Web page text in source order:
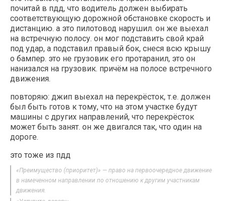
почитай в пдд, что водитель должен выбирать
соответствующую дорожной обстановке скорость и
дистанцию. а это пилотовод нарушил. он же выехал
на встречную полосу. он мог подставить свой край
под удар, а подставил правый бок, снеся всю крышу
о бампер. это не грузовик его протаранил, это он
нанизался на грузовик. причём на полосе встречного
движения.
повторяю: джип выехал на перекрёсток, т.е. должен
был быть готов к тому, что на этом участке будут
машины с других направлений, что перекрёсток
может быть занят. он же двигался так, что один на
дороге.
это тоже из пдд
«Преимущество (приоритет)» — право на первоочередное движение
в намеченном направлении по отношению к другим участникам
движения.